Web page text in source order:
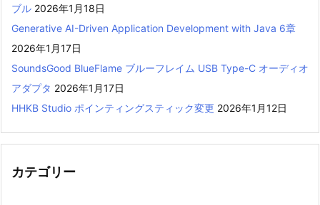
ブル 2026年1月18日
Generative AI-Driven Application Development with Java 6章
2026年1月17日
SoundsGood BlueFlame ブルーフレイム USB Type-C オーディオ
アダプタ 2026年1月17日
HHKB Studio ポインティングスティック変更 2026年1月12日
カテゴリー